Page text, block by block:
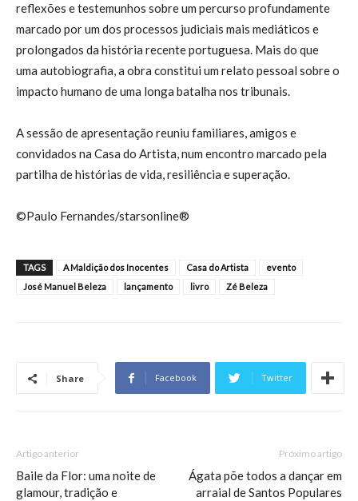
reflexões e testemunhos sobre um percurso profundamente
marcado por um dos processos judiciais mais mediáticos e
prolongados da história recente portuguesa. Mais do que
uma autobiografia, a obra constitui um relato pessoal sobre o
impacto humano de uma longa batalha nos tribunais.
A sessão de apresentação reuniu familiares, amigos e
convidados na Casa do Artista, num encontro marcado pela
partilha de histórias de vida, resiliência e superação.
©Paulo Fernandes/starsonline®
TAGS A Maldição dos Inocentes Casa do Artista
evento
José Manuel Beleza
lançamento livro Zé Beleza
Share Facebook Twitter
Artigo anterior
Baile da Flor: uma noite de
glamour, tradição e
Próximo artigo
Ágata põe todos a dançar em
arraial de Santos Populares